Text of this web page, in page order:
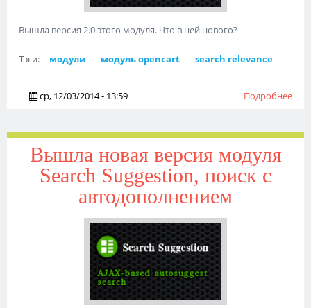
Вышла версия 2.0 этого модуля. Что в ней нового?
Тэги: модули модуль opencart search relevance
ср, 12/03/2014 - 13:59 Подробнеео
Вышла новая версия модуля
Search Suggestion, поиск с
автодополнением